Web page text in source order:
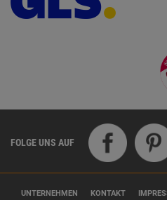
FOLGE UNS AUF
UNTERNEHMEN KONTAKT